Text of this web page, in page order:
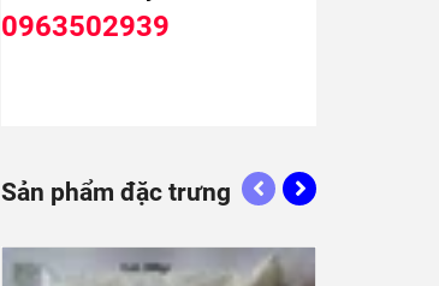
0963502939
Sản phẩm đặc trưng